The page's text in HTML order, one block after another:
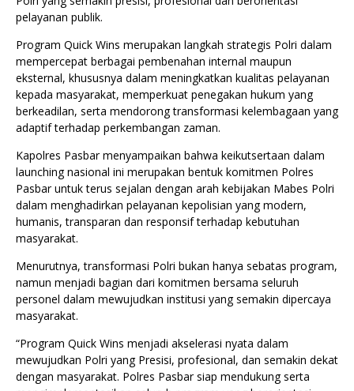
pelayanan publik.
Program Quick Wins merupakan langkah strategis Polri dalam
mempercepat berbagai pembenahan internal maupun
eksternal, khususnya dalam meningkatkan kualitas pelayanan
kepada masyarakat, memperkuat penegakan hukum yang
berkeadilan, serta mendorong transformasi kelembagaan yang
adaptif terhadap perkembangan zaman.
Kapolres Pasbar menyampaikan bahwa keikutsertaan dalam
launching nasional ini merupakan bentuk komitmen Polres
Pasbar untuk terus sejalan dengan arah kebijakan Mabes Polri
dalam menghadirkan pelayanan kepolisian yang modern,
humanis, transparan dan responsif terhadap kebutuhan
masyarakat.
Menurutnya, transformasi Polri bukan hanya sebatas program,
namun menjadi bagian dari komitmen bersama seluruh
personel dalam mewujudkan institusi yang semakin dipercaya
masyarakat.
“Program Quick Wins menjadi akselerasi nyata dalam
mewujudkan Polri yang Presisi, profesional, dan semakin dekat
dengan masyarakat. Polres Pasbar siap mendukung serta